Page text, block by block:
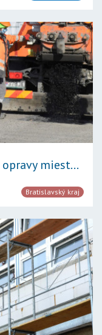
miest...
Bratislavský kraj